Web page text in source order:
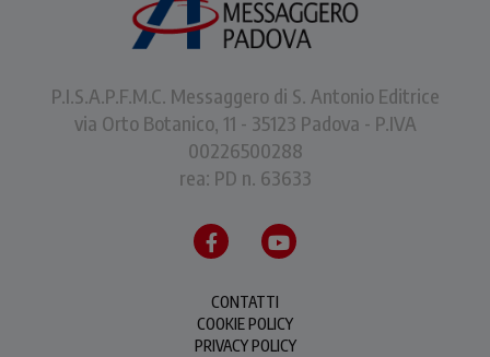
P.I.S.A.P.F.M.C. Messaggero di S. Antonio Editrice
via Orto Botanico, 11 - 35123 Padova - P.IVA
00226500288
rea: PD n. 63633
CONTATTI
COOKIE POLICY
PRIVACY POLICY